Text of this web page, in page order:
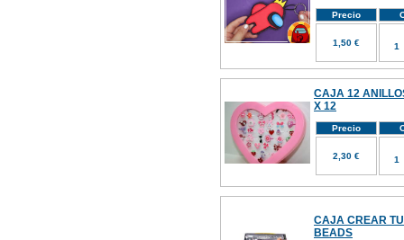
Precio
1,50 €
CAJA 12
X 12
Precio
2,30 €
CAJA CREAR
BEADS